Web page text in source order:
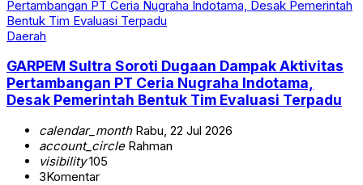
Daerah
GARPEM Sultra Soroti Dugaan Dampak Aktivitas
Pertambangan PT Ceria Nugraha Indotama,
Desak Pemerintah Bentuk Tim Evaluasi Terpadu
calendar_monthRabu, 22 Jul 2026
account_circleRahman
visibility105
3Komentar